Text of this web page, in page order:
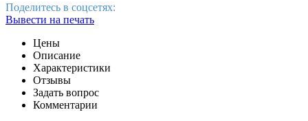
Поделитесь в соцсетях:
Вывести на печать
Цены
Описание
Характеристики
Отзывы
Задать вопрос
Комментарии